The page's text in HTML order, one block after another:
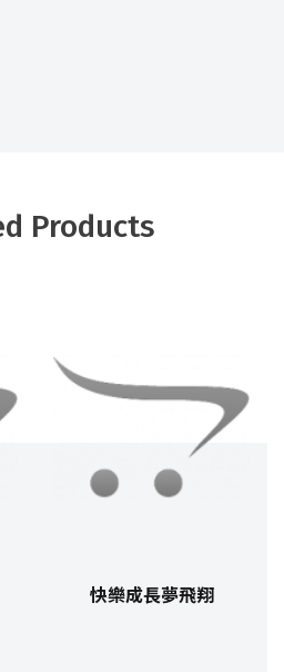
Products
快樂成長夢飛翔